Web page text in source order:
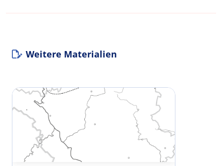
Weitere Materialien